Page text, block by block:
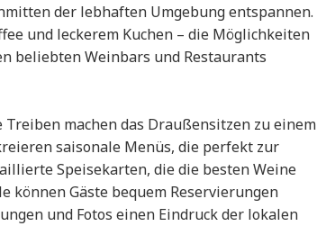
der lebhaften Umgebung entspannen.
und leckerem Kuchen – die Möglichkeiten
beliebten Weinbars und Restaurants
machen das Draußensitzen zu einem
saisonale Menüs, die perfekt zur
Speisekarten, die die besten Weine
können Gäste bequem Reservierungen
und Fotos einen Eindruck der lokalen